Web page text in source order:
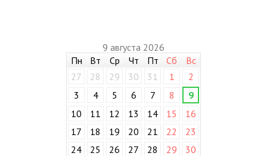
9 августа 2026
Пн
Вт Ср Чт Пт Сб
Вс
27
28 29 30 31 1
2
3
4 5 6 7 8
9
10
11 12 13 14 15
16
17
18 19 20 21 22
23
24
25 26 27 28 29
30